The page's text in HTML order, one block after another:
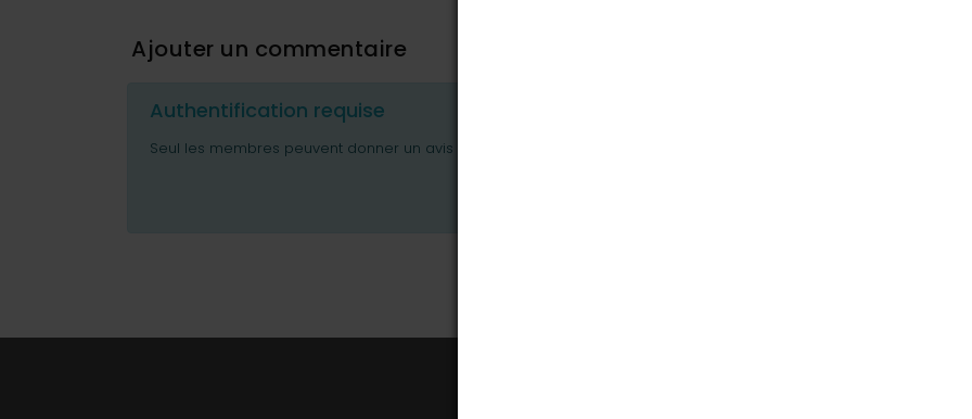
Ajouter un commentaire
Authentification requise
Seul les membres peuvent donner un avis ou poser des questions.